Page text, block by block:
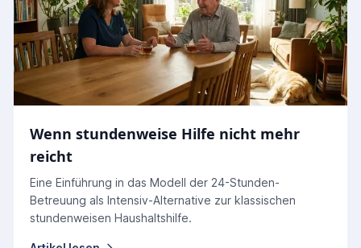
Wenn stundenweise Hilfe nicht mehr
reicht
Eine Einführung in das Modell der 24-Stunden-
Betreuung als Intensiv-Alternative zur klassischen
stundenweisen Haushaltshilfe.